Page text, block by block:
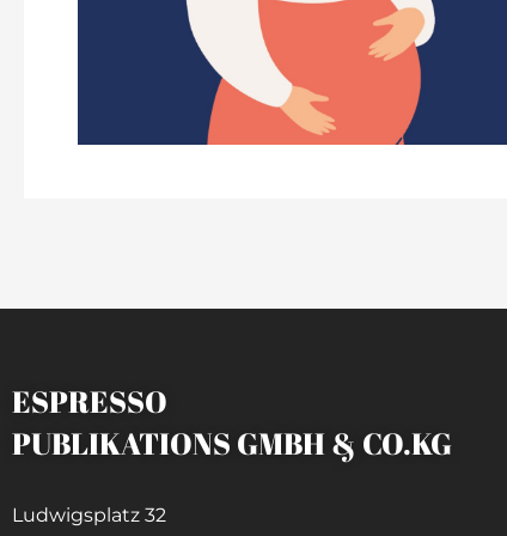
ESPRESSO
PUBLIKATIONS GMBH & CO.KG
Ludwigsplatz 32